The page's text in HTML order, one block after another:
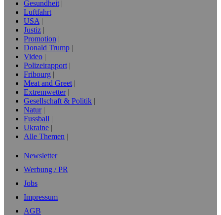
Gesundheit
Luftfahrt
USA
Justiz
Promotion
Donald Trump
Video
Polizeirapport
Fribourg
Meat and Greet
Extremwetter
Gesellschaft & Politik
Natur
Fussball
Ukraine
Alle Themen
Newsletter
Werbung / PR
Jobs
Impressum
AGB